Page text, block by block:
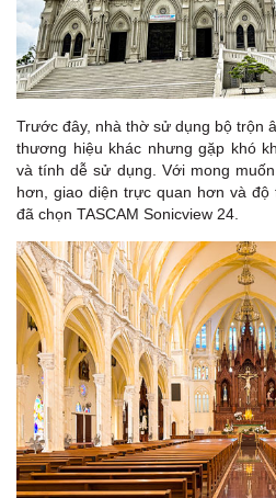
Trước đây, nhà thờ sử dụng bộ trộn
thương hiệu khác nhưng gặp khó
và tính dễ sử dụng. Với mong
hơn, giao diện trực quan hơn và
đã chọn TASCAM Sonicview 24.